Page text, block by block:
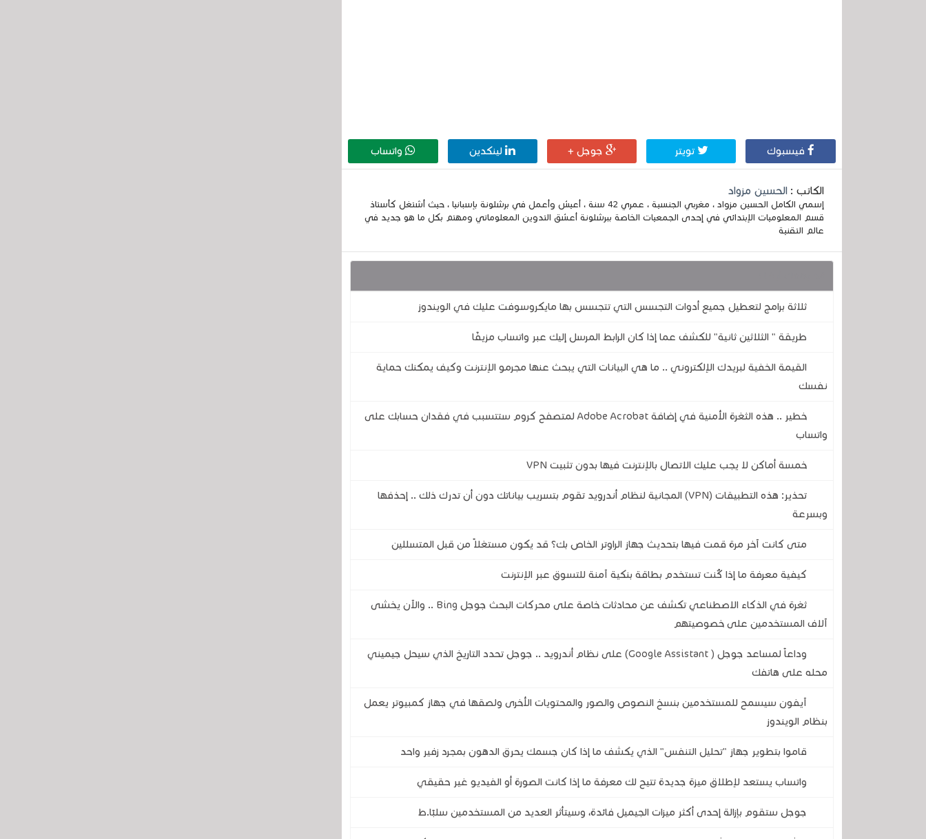
فيسبوك تويتر جوجل + لينكدين واتساب
الكاتب : الحسين مزواد
إسمي الكامل الحسين مزواد ، مغربي الجنسية ، عمري 42 سنة ، أعيش وأعمل في برشلونة بإسبانيا ، حيث أشتغل كأستاذ
قسم المعلوميات الإبتدائي في إحدى الجمعيات الخاصة ببرشلونة أعشق التدوين المعلوماتي ومهتم بكل ما هو جديد في
عالم التقنية
ثلاثة برامج لتعطيل جميع أدوات التجسس التي تتجسس بها مايكروسوفت عليك في الويندوز
طريقة " الثلاثين ثانية" للكشف عما إذا كان الرابط المرسل إليك عبر واتساب مزيفًا
القيمة الخفية لبريدك الإلكتروني .. ما هي البيانات التي يبحث عنها مجرمو الإنترنت وكيف يمكنك حماية
نفسك
خطير .. هذه الثغرة الأمنية في إضافة Adobe Acrobat لمتصفح كروم ستتسبب في فقدان حسابك على
واتساب
خمسة أماكن لا يجب عليك الاتصال بالإنترنت فيها بدون تثبيت VPN
تحذير: هذه التطبيقات (VPN) المجانية لنظام أندرويد تقوم بتسريب بياناتك دون أن تدرك ذلك .. إحذفها
وبسرعة
متى كانت آخر مرة قمت فيها بتحديث جهاز الراوتر الخاص بك؟ قد يكون مستغلاً من قبل المتسللين
كيفية معرفة ما إذا كُنت تستخدم بطاقة بنكية آمنة للتسوق عبر الإنترنت
ثغرة في الذكاء الاصطناعي تكشف عن محادثات خاصة على محركات البحث جوجل Bing .. والآن يخشى
آلاف المستخدمين على خصوصيتهم
وداعاً لمساعد جوجل ( Google Assistant) على نظام أندرويد .. جوجل تحدد التاريخ الذي سيحل جيميني
محله على هاتفك
آيفون سيسمح للمستخدمين بنسخ النصوص والصور والمحتويات الأخرى ولصقها في جهاز كمبيوتر يعمل
بنظام الويندوز
قاموا بتطوير جهاز "تحليل التنفس" الذي يكشف ما إذا كان جسمك يحرق الدهون بمجرد زفير واحد
واتساب يستعد لإطلاق ميزة جديدة تتيح لك معرفة ما إذا كانت الصورة أو الفيديو غير حقيقي
جوجل ستقوم بإزالة إحدى أكثر ميزات الجيميل فائدة، وسيتأثر العديد من المستخدمين سلبًا.ط